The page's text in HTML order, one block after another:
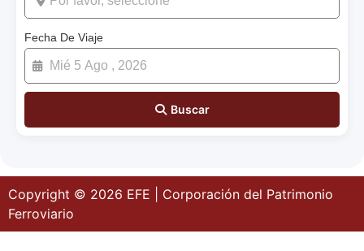
Fecha De Viaje
Buscar
Copyright © 2026 EFE | Corporación del Patrimonio
Ferroviario